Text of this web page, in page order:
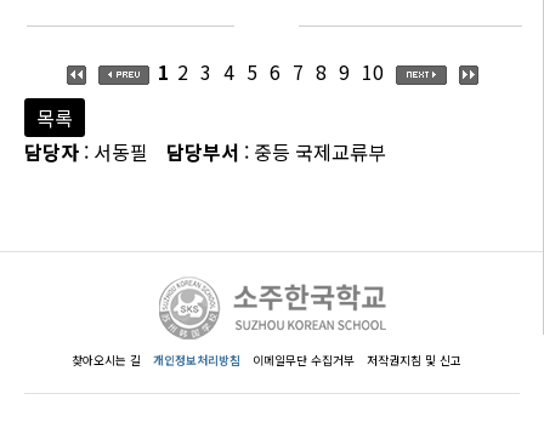
1 2 3 4 5 6 7 8 9 10
목록
담당자 : 서동필 담당부서 : 중등 국제교류부
찾아오시는 길 개인정보처리방침 이메일무단 수집거부 저작권지침 및 신고